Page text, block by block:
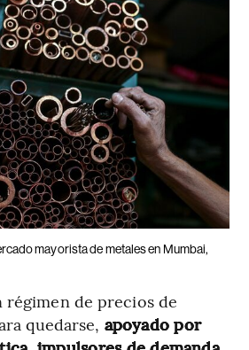
mayorista de metales en Mumbai,
régimen de precios de
quedarse, apoyado por